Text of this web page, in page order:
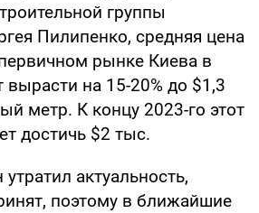
группы
Пилипенко, средняя цена
рынке Киева в
вырасти на 15-20% до $1,3
метр. К концу 2023-го этот
достичь $2 тыс.
актуальность,
поэтому в ближайшие